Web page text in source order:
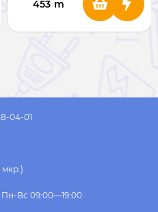
453 m
04-01
мкр.)
Пн-Вс 09:00—19:00